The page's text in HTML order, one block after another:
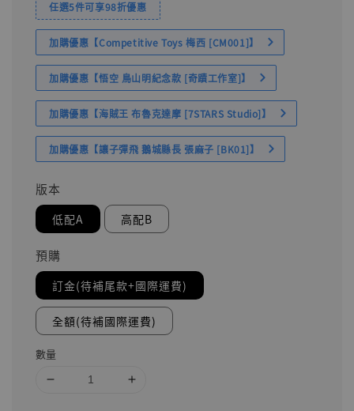
任選5件可享98折優惠
加購優惠【Competitive Toys 梅西 [CM001]】
加購優惠【悟空 鳥山明紀念款 [奇蹟工作室]】
加購優惠【海賊王 布魯克達摩 [7STARS Studio]】
加購優惠【讓子彈飛 鵝城縣長 張麻子 [BK01]】
版本
低配A 高配B
預購
訂金(待補尾款+國際運費)
全額(待補國際運費)
數量